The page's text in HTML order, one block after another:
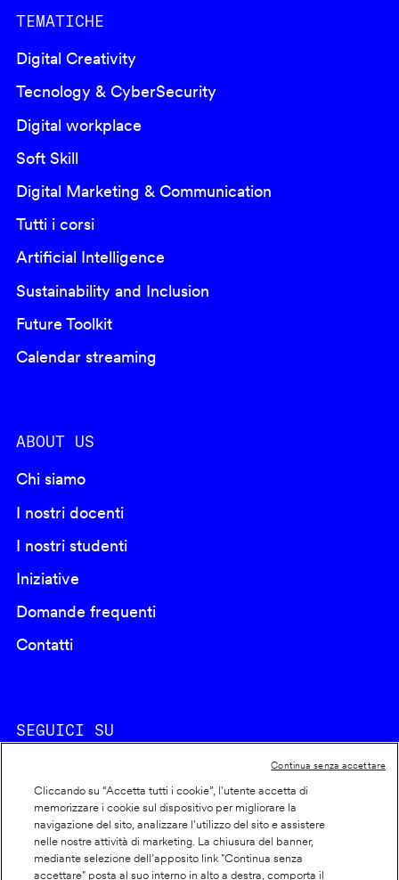
TEMATICHE
Digital Creativity
Tecnology & CyberSecurity
Digital workplace
Soft Skill
Digital Marketing & Communication
Tutti i corsi
Artificial Intelligence
Sustainability and Inclusion
Future Toolkit
Calendar streaming
ABOUT US
Chi siamo
I nostri docenti
I nostri studenti
Iniziative
Domande frequenti
Contatti
SEGUICI SU
Footer
Cookie policy
Cliccando su “Accetta tutti i cookie”, l'utente accetta di
memorizzare i cookie sul dispositivo per migliorare la
navigazione del sito, analizzare l'utilizzo del sito e assistere
nelle nostre attività di marketing. La chiusura del banner,
mediante selezione dell’apposito link "Continua senza
accettare" posta al suo interno in alto a destra, comporta il
Continua senza accettare